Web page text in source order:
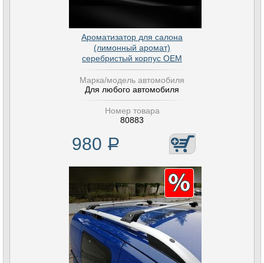
Ароматизатор для салона
(лимонный аромат)
серебристый корпус OEM
Марка/модель автомобиля
Для любого автомобиля
Номер товара
80883
980 Р